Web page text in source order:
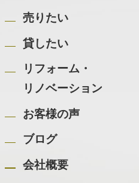
売りたい
貸したい
リフォーム・
リノベーション
お客様の声
ブログ
会社概要